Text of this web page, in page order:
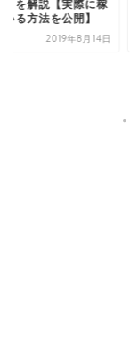
トを解説【実際に稼
いる方法を公開】
2019年8月14日